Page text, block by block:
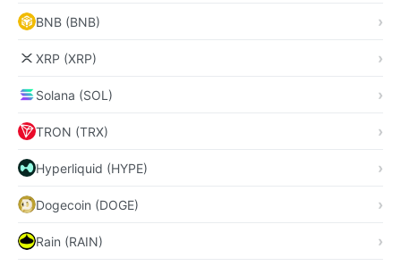
BNB (BNB)
XRP (XRP)
Solana (SOL)
TRON (TRX)
Hyperliquid (HYPE)
Dogecoin (DOGE)
Rain (RAIN)